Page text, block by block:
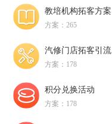
教培机构拓客方案
方案：265
汽修门店拓客引流
方案：178
积分兑换活动
方案：178